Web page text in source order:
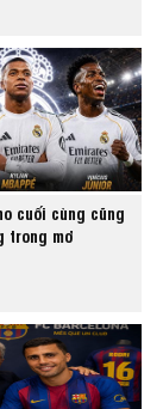
cuối cùng cũng
trong mơ